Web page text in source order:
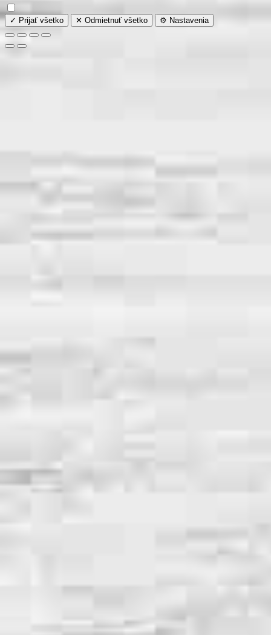
✓ Prijať všetko ✕ Odmietnuť všetko ⚙️ Nastavenia